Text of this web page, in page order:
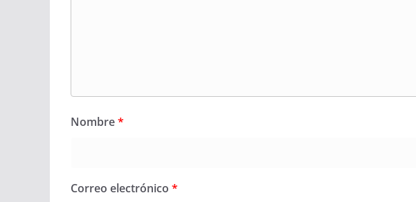
Nombre*
Correo electrónico *